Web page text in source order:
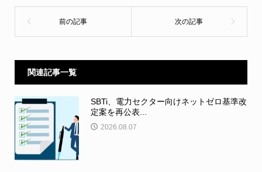
関連記事一覧
SBTi、電力セクター向けネットゼロ基準改
定案を再公表...
2026.08.07